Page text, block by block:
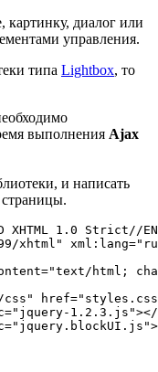
картинку, диалог или
управления.
типа Lightbox, то
выполнения Ajax
и написать
XHTML 1.0
xhtml"
html;